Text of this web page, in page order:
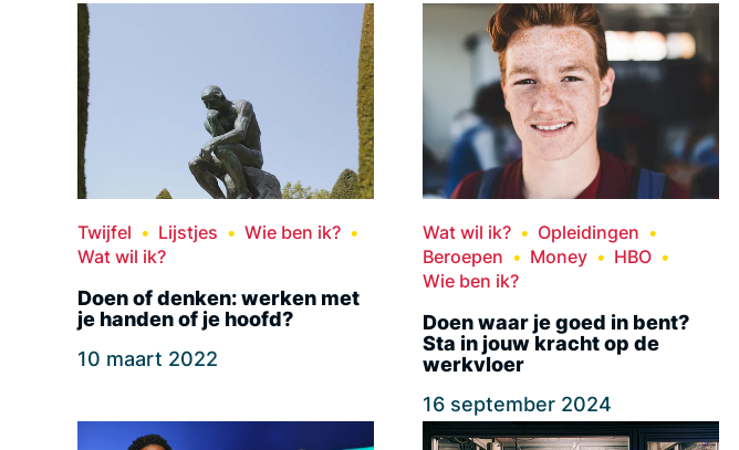
Twijfel Lijstjes
Wie ben ik?
Wat wil ik?
Doen of denken: werken met
je handen of je hoofd?
10 maart 2022
Wat wil ik?
Opleidingen
Beroepen
Money
HBO
Wie ben ik?
Doen waar je goed in bent?
Sta in jouw kracht op de
werkvloer
16 september 2024